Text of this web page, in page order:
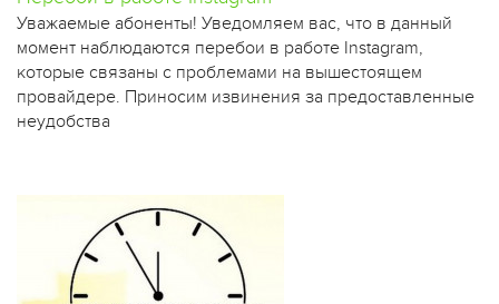
​Уважаемые абоненты! Уведомляем вас, что в данный
момент наблюдаются перебои в работе Instagram,
которые связаны с проблемами на вышестоящем
провайдере. Приносим извинения за предоставленные
неудобства